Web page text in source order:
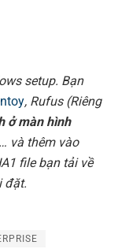
setup. Bạn
, Rufus (Riêng
ở màn hình
và thêm vào
file bạn tải về
đặt.